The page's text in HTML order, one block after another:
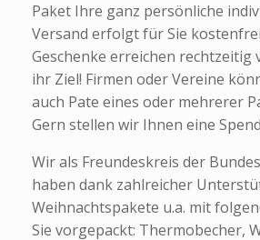
Paket Ihre ganz persönliche
Versand erfolgt für Sie
Geschenke erreichen rechtzeitig
ihr Ziel! Firmen oder Vereine
auch Pate eines oder mehrerer
Gern stellen wir Ihnen eine
Wir als Freundeskreis der
haben dank zahlreicher
Weihnachtspakete u.a. mit
Sie vorgepackt: Thermobecher,